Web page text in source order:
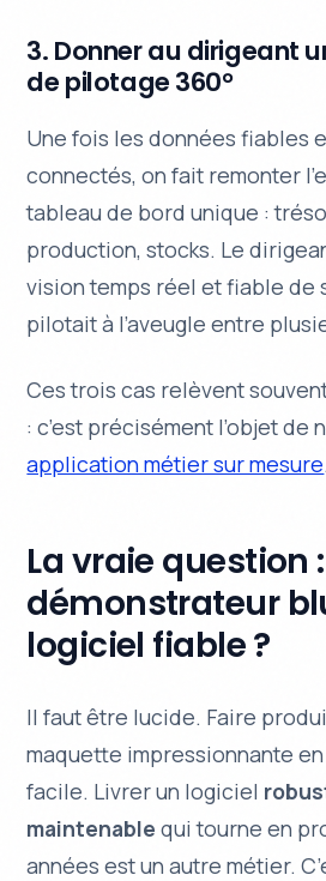
3. Donner au dirigeant
de pilotage 360°
Une fois les données fiables
connectés, on fait remonter
tableau de bord unique :
production, stocks. Le
vision temps réel et fiable de
pilotait à l’aveugle entre
Ces trois cas relèvent
: c’est précisément l’objet de
application métier sur mesure.
La vraie question :
démonstrateur
logiciel fiable ?
Il faut être lucide. Faire
maquette impressionnante
facile. Livrer un logiciel
maintenable qui tourne en
années est un autre métier.